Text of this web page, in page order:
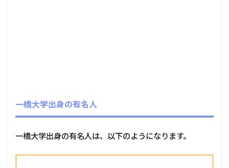
一橋大学出身の有名人
一橋大学出身の有名人は、以下のようになります。